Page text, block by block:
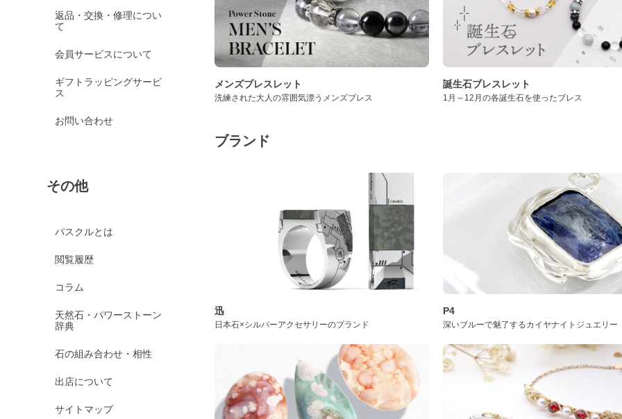
返品・交換・修理につい
て
会員サービスについて
ギフトラッピングサービ
ス
お問い合わせ
その他
パスクルとは
閲覧履歴
コラム
天然石・パワーストーン
辞典
石の組み合わせ・相性
出店について
サイトマップ
メンズブレスレット
洗練された大人の雰囲気漂うメンズブレス
誕生石ブレスレット
1月～12月の各誕生石を使ったブレス
ブランド
迅
日本石×シルバーアクセサリーのブランド
P4
深いブルーで魅了するカイヤナイトジュエリー